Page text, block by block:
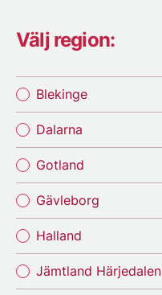
Välj region:
Blekinge
Dalarna
Gotland
Gävleborg
Halland
Jämtland Härjedalen